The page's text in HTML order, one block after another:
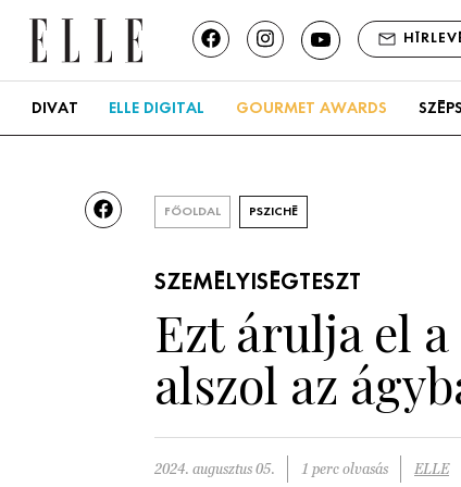
DIVAT ELLE DIGITAL GOURMET AWARDS
FŐOLDAL PSZICHÉ
SZEMÉLYISÉGTESZT
Ezt árulja el
alszol az
2024. augusztus 05. 1 perc olvasás ELLE